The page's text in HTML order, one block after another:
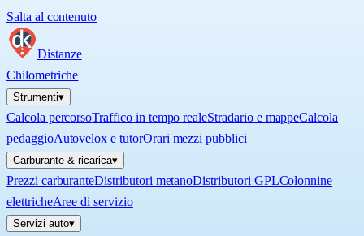
Salta al contenuto
Distanze
Chilometriche
Strumenti▾
Calcola percorsoTraffico in tempo realeStradario e mappeCalcola
pedaggioAutovelox e tutorOrari mezzi pubblici
Carburante & ricarica▾
Prezzi carburanteDistributori metanoDistributori GPLColonnine
elettricheAree di servizio
Servizi auto▾